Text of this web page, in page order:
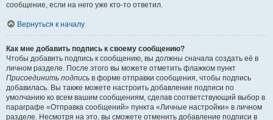
сообщение, если на него уже кто-то ответил.
Вернуться к началу
Как мне добавить подпись к своему сообщению?
Чтобы добавить подпись к сообщению, вы должны сначала создать её в
личном разделе. После этого вы можете отметить флажком пункт
Присоединить подпись в форме отправки сообщения, чтобы подпись
добавилась. Вы также можете настроить добавление подписи по
умолчанию ко всем вашим сообщениям, сделав соответствующий выбор в
параграфе «Отправка сообщений» пункта «Личные настройки» в личном
разделе. Несмотря на это, вы сможете отменить добавление подписи в